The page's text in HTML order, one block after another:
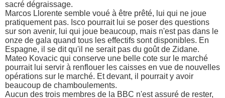
sacré dégraissage.
Marcos Llorente semble voué à être prêté, lui qui ne joue
pratiquement pas. Isco pourrait lui se poser des questions
sur son avenir, lui qui joue beaucoup, mais n'est pas dans le
onze de gala quand tous les effectifs sont disponibles. En
Espagne, il se dit qu'il ne serait pas du goût de Zidane.
Mateo Kovacic qui conserve une belle cote sur le marché
pourrait lui servir à renflouer les caisses en vue de nouvelles
opérations sur le marché. Et devant, il pourrait y avoir
beaucoup de chamboulements.
Aucun des trois membres de la BBC n'est assuré de rester,